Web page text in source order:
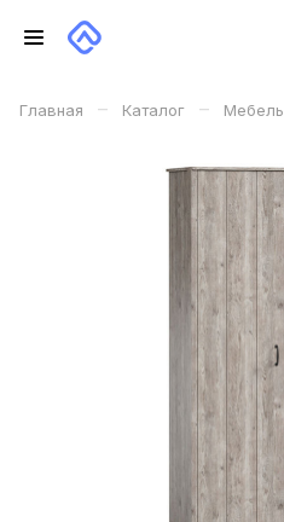
Главная – Каталог – Мебель